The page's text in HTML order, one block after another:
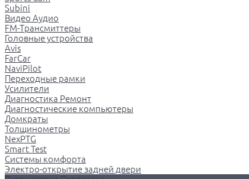
Subini
Видео Аудио
FM-Трансмиттеры
Головные устройства
Avis
FarCar
NaviPilot
Переходные рамки
Усилители
Диагностика Ремонт
Диагностические компьютеры
Домкраты
Толщинометры
NexPTG
Smart Test
Системы комфорта
Электро-открытие задней двери